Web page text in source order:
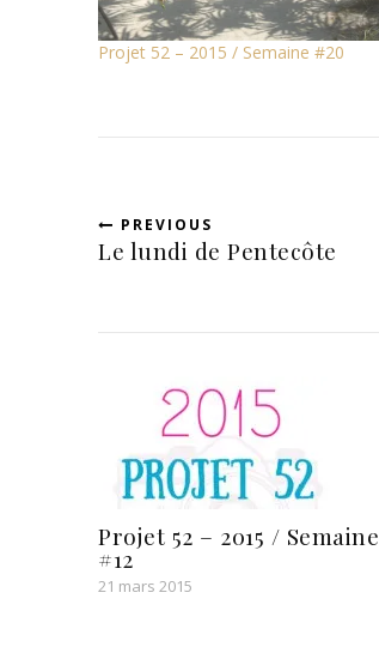
Projet 52 – 2015 / Semaine #20
PREVIOUS
Le lundi de Pentecôte
Projet 52 – 2015 / Semaine
#12
21 mars 2015